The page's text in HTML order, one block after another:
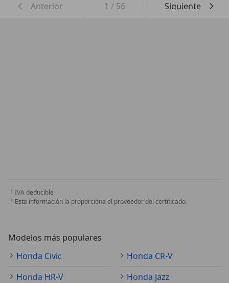
Anterior 1 / 56 Siguiente
IVA deducible
Esta información la proporciona el proveedor del certificado.
Modelos más populares
Honda Civic
Honda CR-V
Honda HR-V
Honda Jazz